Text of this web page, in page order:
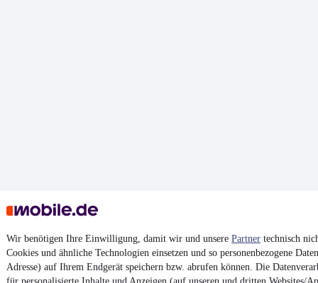
Wir benötigen Ihre Einwilligung, damit wir und unsere Partner technisch
Cookies und ähnliche Technologien einsetzen und so personenbezogene
Adresse) auf Ihrem Endgerät speichern bzw. abrufen können. Die